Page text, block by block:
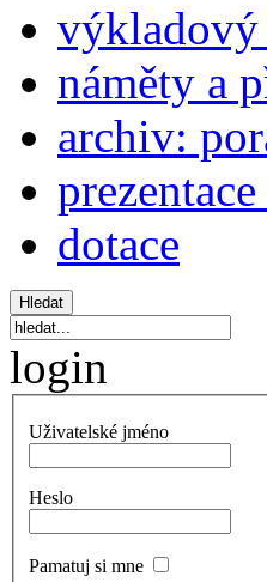
náměty a
archiv:
dotace
login
Uživatelské jméno
Heslo
Pamatuj si mne